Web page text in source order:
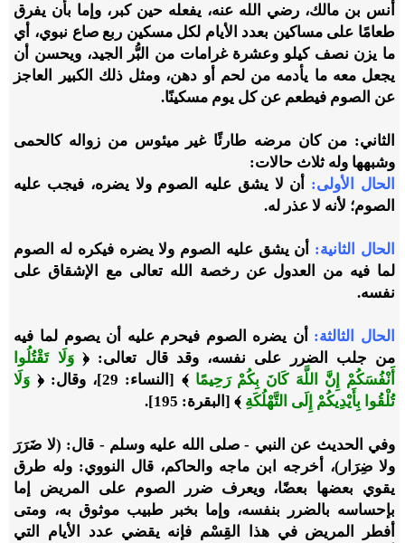
أنس بن مالك، رضي الله عنه، يفعله حين كبر، وإما بأن يفرق
طعامًا على مساكين بعدد الأيام لكل مسكين ربع صاع نبوي، أي
ما يزن نصف كيلو وعشرة غرامات من البُّر الجيد، ويحسن أن
يجعل معه ما يأدمه من لحم أو دهن، ومثل ذلك الكبير العاجز
عن الصوم فيطعم عن كل يوم مسكينًا.
الثاني: من كان مرضه طارئًا غير ميئوس من زواله كالحمى
وشبهها وله ثلاث حالات:
الحال الأولى:
أن لا يشق عليه الصوم ولا يضره، فيجب عليه
الصوم؛ لأنه لا عذر له.
الحال الثانية: أن يشق عليه الصوم ولا يضره فيكره له الصوم
لما فيه من العدول عن رخصة الله تعالى مع الإشقاق على
نفسه.
الحال الثالثة: أن يضره الصوم فيحرم عليه أن يصوم لما فيه
من جلب الضرر على نفسه، وقد قال تعالى: ﴿وَلَا تَقْتُلُوا
أَنْفُسَكُمْ إِنَّ اللَّهَ كَانَ بِكُمْ رَحِيمًا ﴾ [النساء: 29]، وقال: ﴿
وَلَا
تُلْقُوا بِأَيْدِيكُمْ إِلَى التَّهْلُكَةِ ﴾ [البقرة: 195].
وفي الحديث عن النبي - صلى الله عليه وسلم - قال: (لا ضَرَرَ
ولا ضِرَار)، أخرجه ابن ماجه والحاكم، قال النووي: وله طرق
يقوي بعضها بعضًا، ويعرف ضرر الصوم على المريض إما
بإحساسه بالضرر بنفسه، وإما بخبر طبيب موثوق به، ومتى
أفطر المريض في هذا القِسْم فإنه يقضي عدد الأيام التي